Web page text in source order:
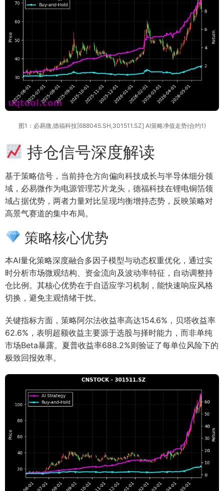
图1：必易微,德福科技[688045.SH,301511.SZ] AI策略净值走势(合约1)
持仓信号深度解读
基于策略信号，当前持仓方向偏向科技成长与半导体细分领
域，必易微作为电源管理芯片龙头，德福科技在锂电铜箔领
域占据优势，两者力量对比呈现均衡增持态势，反映策略对
高景气赛道的集中布局。
策略核心优势
本AI量化策略深度融合多因子模型与动态权重优化，通过实
时分析市场微观结构、资金流向及波动率特征，自动调整持
仓比例。其核心优势在于自适应学习机制，能快速响应风格
切换，避免主观情绪干扰。
关键指标方面，策略阿尔法收益率高达154.6%，贝塔收益率
62.6%，表明超额收益主要源于选股与择时能力，而非单纯
市场Beta暴露。夏普收益率688.2%则验证了每单位风险下的
极致回报效率。